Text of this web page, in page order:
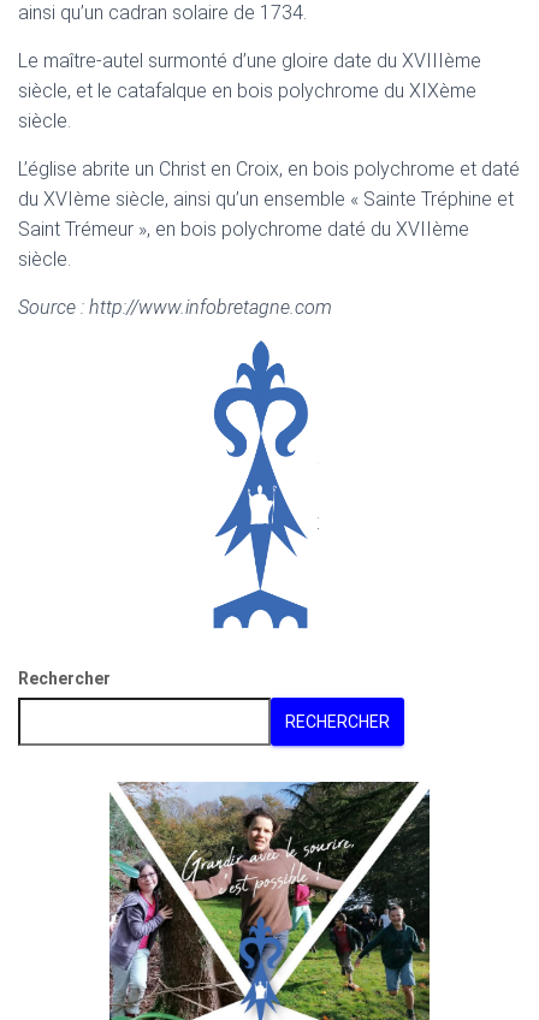
ainsi qu’un cadran solaire de 1734.
Le maître-autel surmonté d’une gloire date du XVIIIème
siècle, et le catafalque en bois polychrome du XIXème
siècle.
L’église abrite un Christ en Croix, en bois polychrome et daté
du XVIème siècle, ainsi qu’un ensemble « Sainte Tréphine et
Saint Trémeur », en bois polychrome daté du XVIIème
siècle.
Source : http://www.infobretagne.com
Rechercher
RECHERCHER